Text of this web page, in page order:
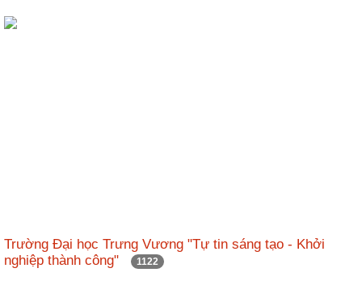
Trường Đại học Trưng Vương "Tự tin sáng tạo - Khởi
nghiệp thành công"
1122